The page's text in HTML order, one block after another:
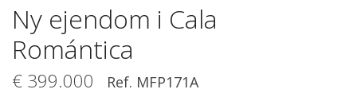
Ny ejendom i Cala
Romántica
€ 399.000 Ref. MFP171A